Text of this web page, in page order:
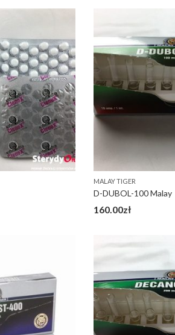
MALAY TIGER
D-DUBOL-100 Malay
160.00zł